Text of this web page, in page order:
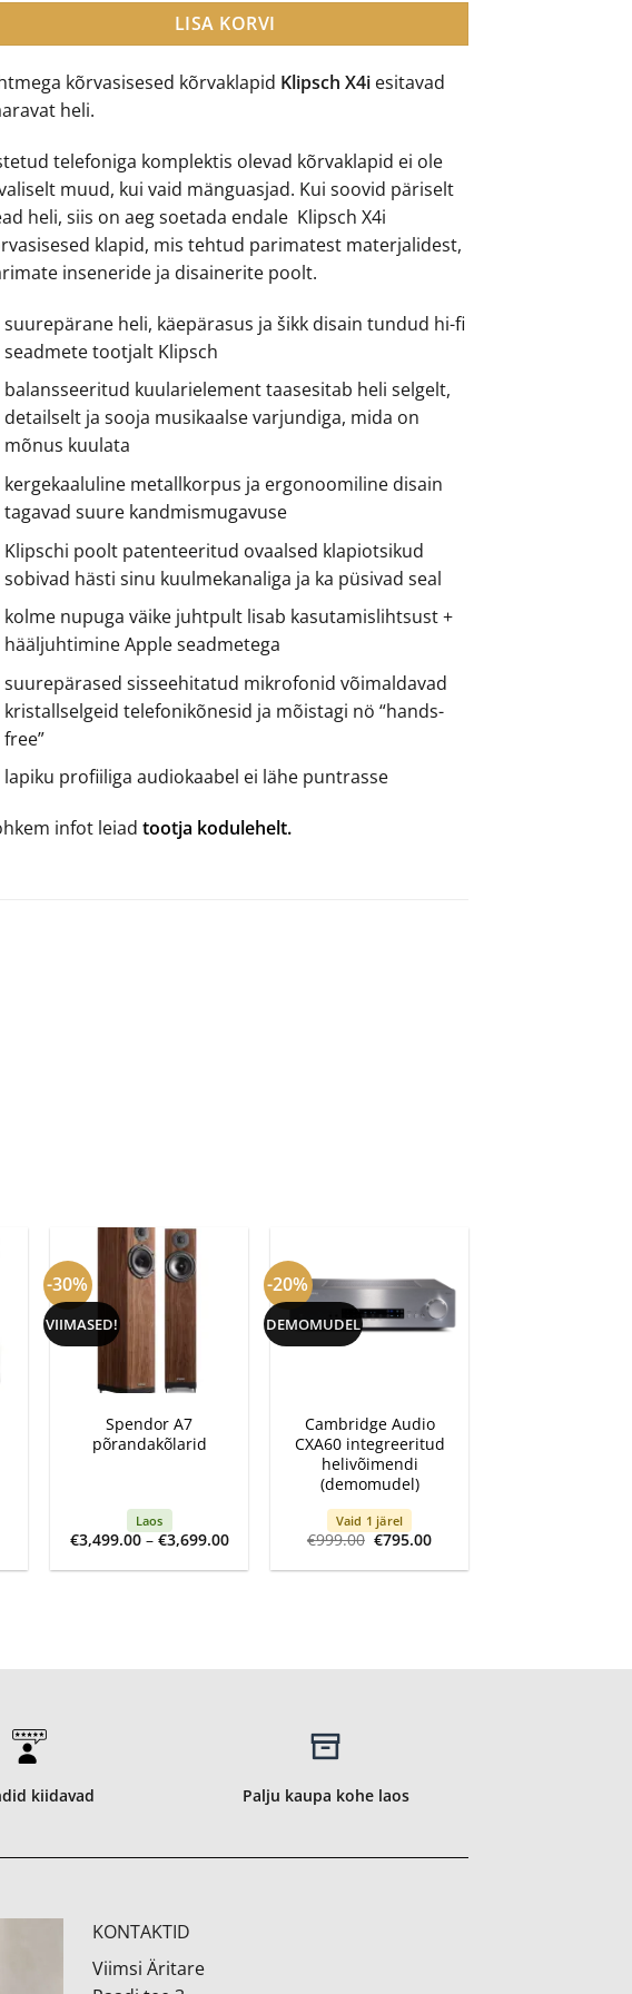
€159.00.€129.00.
kõrvasisesed kõrvaklapid Klipsch X4i esitavad
heli.
telefoniga komplektis olevad kõrvaklapid ei ole
muud, kui vaid mänguasjad. Kui soovid päriselt
heli, siis on aeg soetada endale Klipsch X4i
klapid, mis tehtud parimatest materjalidest,
inseneride ja disainerite poolt.
suurepärane heli, käepärasus ja šikk disain tundud hi-fi
seadmete tootjalt Klipsch
balansseeritud kuularielement taasesitab heli selgelt,
detailselt ja sooja musikaalse varjundiga, mida on
mõnus kuulata
kergekaaluline metallkorpus ja ergonoomiline disain
tagavad suure kandmismugavuse
Klipschi poolt patenteeritud ovaalsed klapiotsikud
sobivad hästi sinu kuulmekanaliga ja ka püsivad seal
kolme nupuga väike juhtpult lisab kasutamislihtsust +
hääljuhtimine Apple seadmetega
suurepärased sisseehitatud mikrofonid võimaldavad
kristallselgeid telefonikõnesid ja mõistagi nö “hands-
free”
lapiku profiiliga audiokaabel ei lähe puntrasse
infot leiadtootja kodulehelt.
LISA KORVI
-30%
VIIMASED!
Spendor A7
põrandakõlarid
Laos
€3,499.00 – €3,699.00Price
€3,499.00
-20%
DEMOMUDEL
Cambridge Audio
CXA60 integreeritud
helivõimendi
(demomudel)
Vaid 1 järel
€999.00 Algne
oli:
€795.00Current
is:
kiidavad Palju kaupa kohe laos
KONTAKTID
Viimsi Äritare